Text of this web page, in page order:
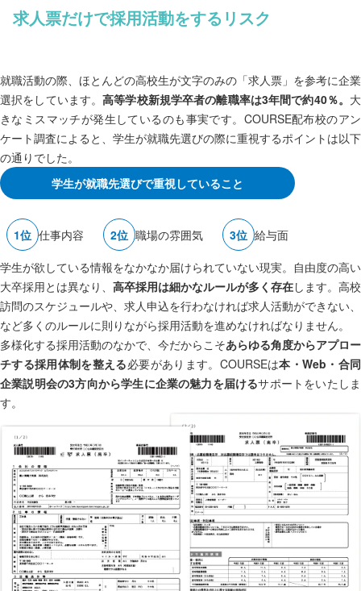
求人票だけで採用活動をするリスク
就職活動の際、ほとんどの高校生が文字のみの「求人票」を参考に企業
選択をしています。高等学校新規学卒者の離職率は3年間で約40％。 大
きなミスマッチが発生しているのも事実です。COURSE配布校のアン
ケート調査によると、学生が就職先選びの際に重視するポイントは以下
の通りでした。
学生が就職先選びで重視していること
仕事内容 職場の雰囲気
給与面
学生が欲している情報をなかなか届けられていない現実。自由度の高い
大卒採用とは異なり、 高卒採用は細かなルールが多く存在します。高校
訪問のスケジュールや、求人申込を行わなければ求人活動ができない、
など多くのルールに則りながら採用活動を進めなければなりません。
多様化する採用活動のなかで、今だからこそあらゆる角度からアプロー
チする採用体制を整える必要があります。COURSEは本・Web・合同
企業説明会の3方向から学生に企業の魅力を届けるサポートをいたしま
す。